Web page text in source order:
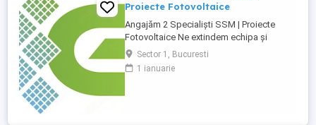
Proiecte Fotovoltaice
Angajăm 2 Specialiști SSM | Proiecte
Fotovoltaice Ne extindem echipa și
căutăm *2 Specialiști SSM* pentru
proiectele noastre de construcție a
centralelor fotovoltaice din *zona de sud
Sector 1, Bucuresti
1 ianuarie